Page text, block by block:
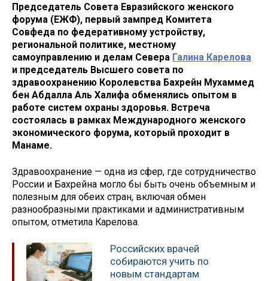
Председатель Совета Евразийского женского
форума (ЕЖФ), первый зампред Комитета
Совфеда по федеративному устройству,
региональной политике, местному
самоуправлению и делам Севера Галина Карелова
и председатель Высшего совета по
здравоохранению Королевства Бахрейн Мухаммед
бен Абдалла Аль Халифа обменялись опытом в
работе систем охраны здоровья. Встреча
состоялась в рамках Международного женского
экономического форума, который проходит в
Манаме.
Здравоохранение — одна из сфер, где сотрудничество
России и Бахрейна могло бы быть очень объемным и
полезным для обеих стран, включая обмен
разнообразными практиками и административным
опытом, отметила Карелова.
Российских врачей
собираются учить по
новым стандартам